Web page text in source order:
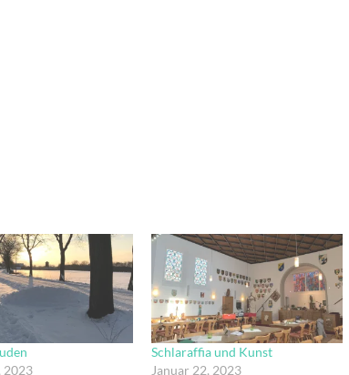
2023
Schlaraffia und Kunst
Januar 22, 2023